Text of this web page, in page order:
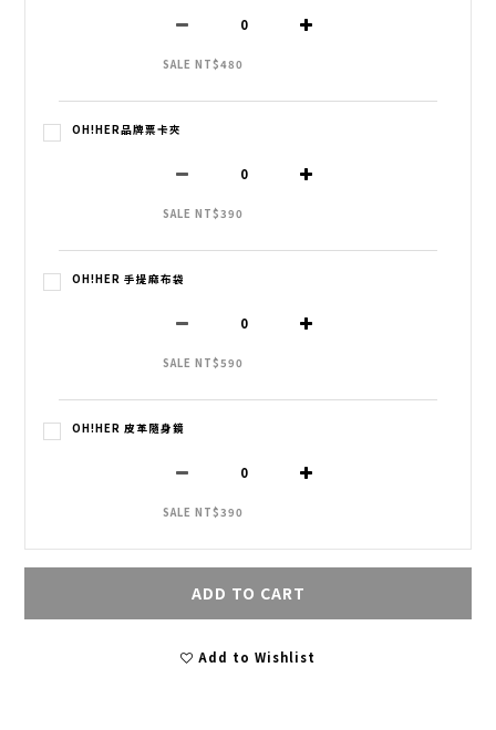
SALE NT$480
OH!HER品牌票卡夾
SALE NT$390
OH!HER 手提麻布袋
SALE NT$590
OH!HER 皮革隨身鏡
SALE NT$390
ADD TO CART
Add to Wishlist